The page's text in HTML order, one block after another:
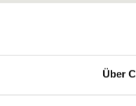
Über
– die Arbeit an der